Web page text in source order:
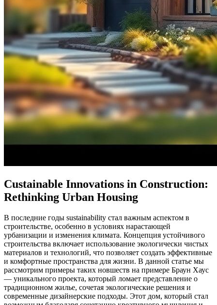
Сustainable Innovations in Construction:
Rethinking Urban Housing
В последние годы sustainability стал важным аспектом в
строительстве, особенно в условиях нарастающей
урбанизации и изменения климата. Концепция устойчивого
строительства включает использование экологически чистых
материалов и технологий, что позволяет создать эффективные
и комфортные пространства для жизни. В данной статье мы
рассмотрим примеры таких новшеств на примере Браун Хаус
— уникального проекта, который ломает представление о
традиционном жилье, сочетая экологические решения и
современные дизайнерские подходы. Этот дом, который стал